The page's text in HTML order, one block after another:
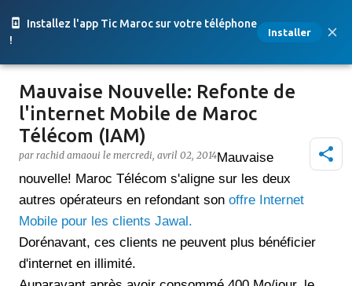
Installez l'app Tic Maroc sur votre téléphone
!
Installer
Accéder au contenu principal
Mauvaise Nouvelle: Refonte de
l'internet Mobile de Maroc
Télécom (IAM)
par rachid amaoui le mercredi, avril 02, 2014Mauvaise
nouvelle! Maroc Télécom s'aligne sur les deux
autres opérateurs en refondant son offre Internet
Mobile pour les clients Jawal.
Dorénavant, ces clients ne peuvent plus bénéficier
d'internet en illimité.